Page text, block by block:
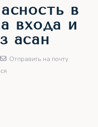
в
входа и
асан
Отправить на почту